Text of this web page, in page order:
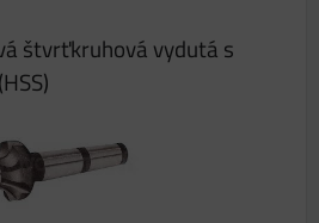
štvrťkruhová vydutá s